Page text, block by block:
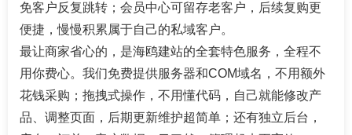
免客户反复跳转；会员中心可留存老客户，后续复购更
便捷，慢慢积累属于自己的私域客户。
最让商家省心的，是海鸥建站的全套特色服务，全程不
用你费心。我们免费提供服务器和COM域名，不用额外
花钱采购；拖拽式操作，不用懂代码，自己就能修改产
品、调整页面，后期更新维护超简单；还有独立后台，